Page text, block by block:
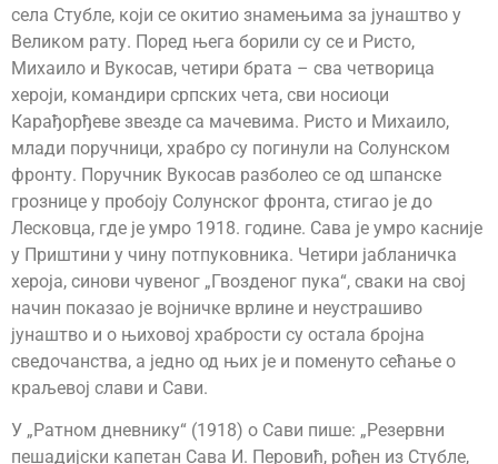
села Стубле, који се окитио знамењима за јунаштво у
Великом рату. Поред њега борили су се и Ристо,
Михаило и Вукосав, четири брата – сва четворица
хероји, командири српских чета, сви носиоци
Карађорђеве звезде са мачевима. Ристо и Михаило,
млади поручници, храбро су погинули на Солунском
фронту. Поручник Вукосав разболео се од шпанске
грознице у пробоју Солунског фронта, стигао је до
Лесковца, где је умро 1918. године. Сава је умро касније
у Приштини у чину потпуковника. Четири јабланичка
хероја, синови чувеног „Гвозденог пука“, сваки на свој
начин показао је војничке врлине и неустрашиво
јунаштво и о њиховој храбрости су остала бројна
сведочанства, а једно од њих је и поменуто сећање о
краљевој слави и Сави.
У „Ратном дневнику“ (1918) о Сави пише: „Резервни
пешадијски капетан Сава И. Перовић, рођен из Стубле,